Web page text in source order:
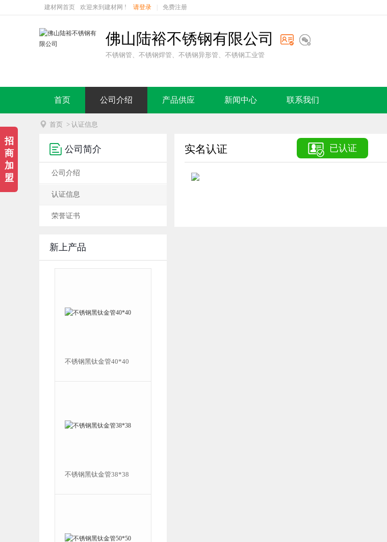
建材网首页 欢迎来到建材网 ! 请登录 免费注册
佛山陆裕不锈钢有限公司
不锈钢管、不锈钢焊管、不锈钢异形管、不锈钢工业管
首页 公司介绍 产品供应 新闻中心 联系我们
 首页 > 认证信息
实名认证  已认证
 公司简介
公司介绍
认证信息
荣誉证书
新上产品
不锈钢黑钛金管40*40
不锈钢黑钛金管38*38
招
商
加
盟